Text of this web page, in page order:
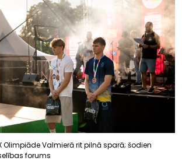
Olimpiāde Valmierā rit pilnā sparā; šodien
forums